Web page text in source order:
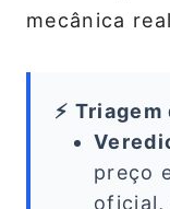
mecânica
⚡
preço
oficial,